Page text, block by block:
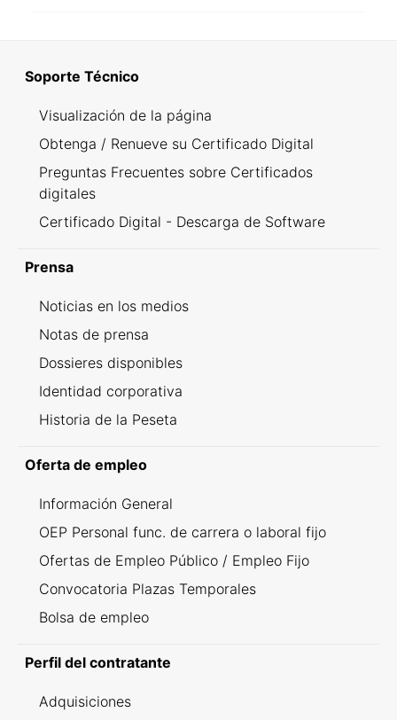
Soporte Técnico
Visualización de la página
Obtenga / Renueve su Certificado Digital
Preguntas Frecuentes sobre Certificados
digitales
Certificado Digital - Descarga de Software
Prensa
Noticias en los medios
Notas de prensa
Dossieres disponibles
Identidad corporativa
Historia de la Peseta
Oferta de empleo
Información General
OEP Personal func. de carrera o laboral fijo
Ofertas de Empleo Público / Empleo Fijo
Convocatoria Plazas Temporales
Bolsa de empleo
Perfil del contratante
Adquisiciones